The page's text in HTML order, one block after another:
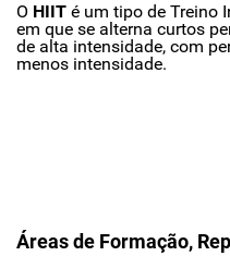
O HIIT é um tipo de Treino
em que se alterna curtos
de alta intensidade, com
menos intensidade.
Áreas de Formação,